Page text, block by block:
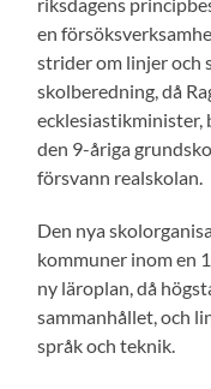
en
strider om linjer och
skolberedning, då
ecklesiastikminister,
den 9-åriga
försvann realskolan.
Den nya
kommuner inom en
ny läroplan, då
sammanhållet, och
språk och teknik.